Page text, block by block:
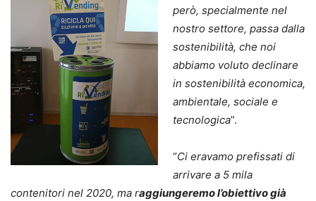
però, specialmente nel
nostro settore, passa dalla
sostenibilità, che noi
abbiamo voluto declinare
in sostenibilità economica,
ambientale, sociale e
tecnologica”.
“Ci eravamo prefissati di
arrivare a 5 mila
contenitori nel 2020, ma raggiungeremo l’obiettivo già